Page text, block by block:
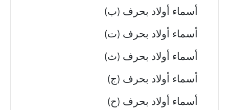
أسماء أولاد بحرف (ب)
أسماء أولاد بحرف (ت)
أسماء أولاد بحرف (ث)
أسماء أولاد بحرف (ج)
أسماء أولاد بحرف (ح)